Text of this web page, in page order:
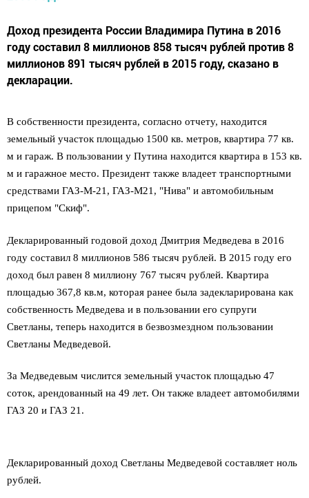
Доход президента России Владимира Путина в 2016
году составил 8 миллионов 858 тысяч рублей против 8
миллионов 891 тысяч рублей в 2015 году, сказано в
декларации.
В собственности президента, согласно отчету, находится
земельный участок площадью 1500 кв. метров, квартира 77 кв.
м и гараж. В пользовании у Путина находится квартира в 153 кв.
м и гаражное место. Президент также владеет транспортными
средствами ГАЗ-М-21, ГАЗ-М21, "Нива" и автомобильным
прицепом "Скиф".
Декларированный годовой доход Дмитрия Медведева в 2016
году составил 8 миллионов 586 тысяч рублей. В 2015 году его
доход был равен 8 миллиону 767 тысяч рублей. Квартира
площадью 367,8 кв.м, которая ранее была задекларирована как
собственность Медведева и в пользовании его супруги
Светланы, теперь находится в безвозмездном пользовании
Светланы Медведевой.
За Медведевым числится земельный участок площадью 47
соток, арендованный на 49 лет. Он также владеет автомобилями
ГАЗ 20 и ГАЗ 21.
Декларированный доход Светланы Медведевой составляет ноль
рублей.